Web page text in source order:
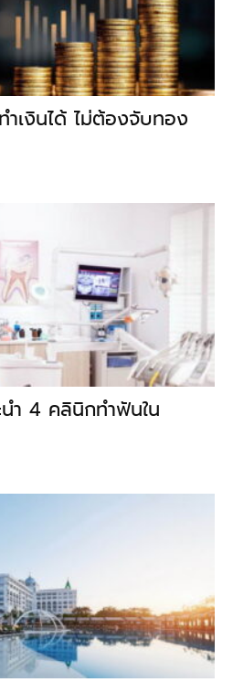
ำเงินได้ ไม่ต้องจับทอง
ำ 4 คลินิกทำฟันใน